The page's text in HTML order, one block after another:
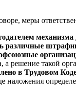
меры
различные
решение такой
в Трудовом
наложения